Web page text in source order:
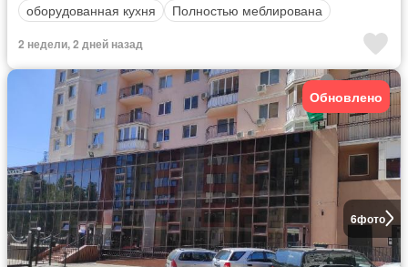
оборудованная кухня
Полностью меблирована
2 недели, 2 дней назад
6фото
Обновлено